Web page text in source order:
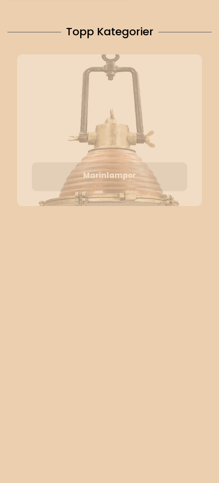
Topp Kategorier
Marinlampor